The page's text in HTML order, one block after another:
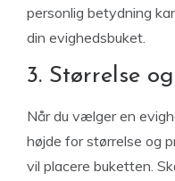
personlig betydning
din evighedsbuket.
3. Størrelse
Når du vælger en
højde for størrelse og
vil placere buketten.